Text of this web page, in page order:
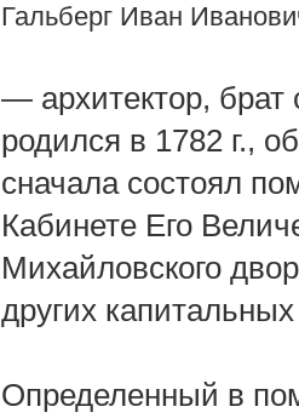
Гальберг Иван
— архитектор,
родился в 1782 г.,
сначала состоял
Кабинете Его
Михайловского
других
Определенный в